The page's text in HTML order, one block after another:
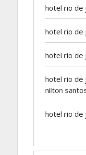
hotel rio de
hotel rio de
hotel rio de
hotel rio de
nilton
hotel rio de